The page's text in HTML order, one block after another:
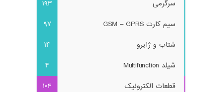
سرگرمی
193
سیم کارت GSM – GPRS
97
شتاب و ژایرو
14
شیلد Multifunction
4
قطعات الکترونیک
104